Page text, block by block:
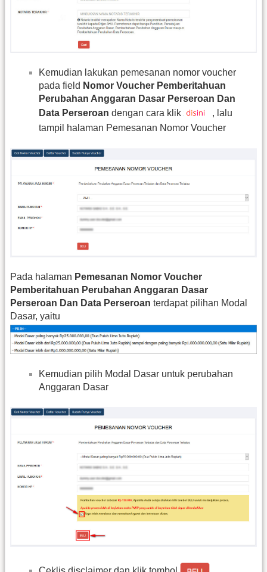
Kemudian lakukan pemesanan nomor voucher
pada field Nomor Voucher Pemberitahuan
Perubahan Anggaran Dasar Perseroan Dan
Data Perseroan dengan cara klik
, lalu
tampil halaman Pemesanan Nomor Voucher
Pada halaman Pemesanan Nomor Voucher
Pemberitahuan Perubahan Anggaran Dasar
Perseroan Dan Data Perseroan terdapat pilihan Modal
Dasar, yaitu
Kemudian pilih Modal Dasar untuk perubahan
Anggaran Dasar